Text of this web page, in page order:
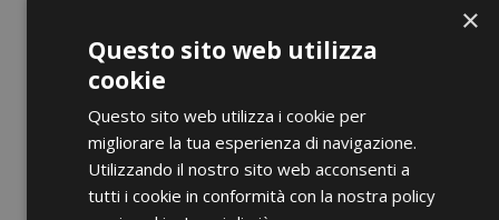
ANTEPRIMA
×
Questo sito web utilizza
cookie
Questo sito web utilizza i cookie per
migliorare la tua esperienza di navigazione.
Utilizzando il nostro sito web acconsenti a
tutti i cookie in conformità con la nostra policy